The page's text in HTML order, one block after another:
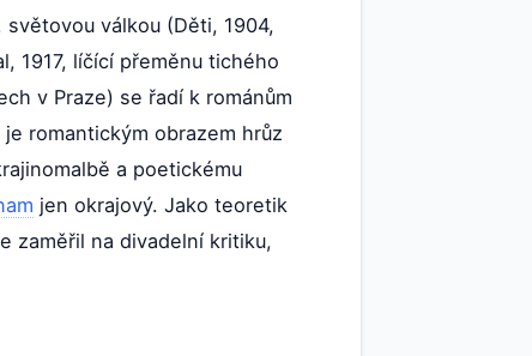
válkou (Děti, 1904,
1917, líčící přeměnu tichého
v Praze) se řadí k románům
romantickým obrazem hrůz
a poetickému
jen okrajový. Jako teoretik
zaměřil na divadelní kritiku,